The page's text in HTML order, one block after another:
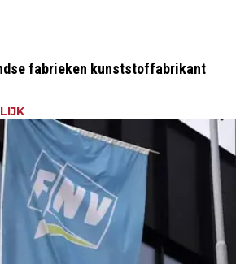
fabrieken kunststoffabrikant